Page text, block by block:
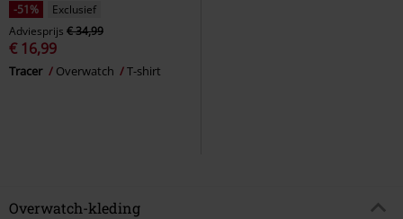
-51%
Exclusief
Adviesprijs € 34,99
€ 16,99
Tracer Overwatch T-shirt
Overwatch-kleding